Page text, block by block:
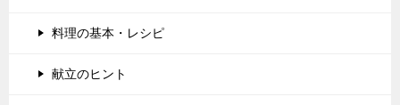
料理の基本・レシピ
献立のヒント